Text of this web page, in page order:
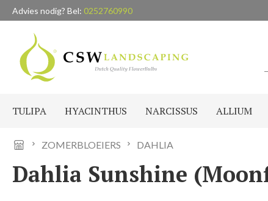
de hoofdinhoud
Ga naar de zoekopdracht
Ga naar de hoofdnavigatie
Advies nodig? Bel: 0252760990
TULIPA HYACINTHUS NARCISSUS ALLIUM
ZOMERBLOEIERS DAHLIA
Dahlia Sunshine